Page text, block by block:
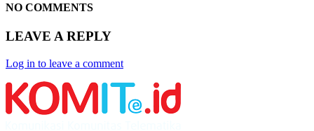
NO COMMENTS
LEAVE A REPLY
Log in to leave a comment